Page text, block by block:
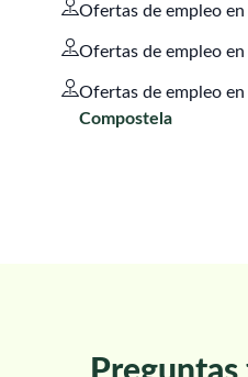
Ofertas de empleo en
Ofertas de empleo en
Ofertas de empleo en
Compostela